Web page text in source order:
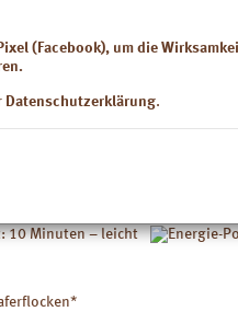
Verdauungs-
voller
haben
für ein gutes
Die
es ist
gereizten
10 Minuten – leicht
(Facebook), um die
Datenschutzerklärung.